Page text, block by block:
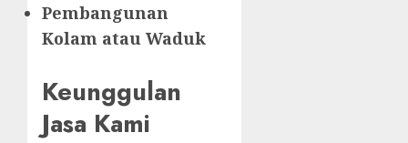
Pembangunan
Kolam atau Waduk
Keunggulan
Jasa Kami